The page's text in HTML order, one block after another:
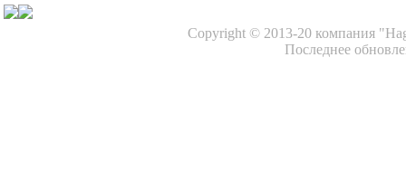
Copyright © 2013-20 компания
Последнее